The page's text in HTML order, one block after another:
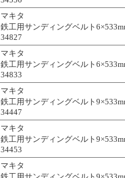
マキタ
鉄工用サンディングベルト
34827
マキタ
鉄工用サンディングベルト
34833
マキタ
鉄工用サンディングベルト
34447
マキタ
鉄工用サンディングベルト
34453
マキタ